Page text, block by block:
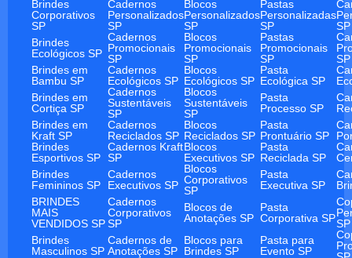
Brindes
Corporativos
SP
Cadernos
Personalizados
SP
Blocos
Personalizados
SP
Pastas
Personalizadas
SP
SP
Brindes
Ecológicos SP
Cadernos
Promocionais
SP
Blocos
Promocionais
SP
Pastas
Promocionais
SP
SP
Brindes em
Bambu SP
Cadernos
Ecológicos SP
Blocos
Ecológicos SP
Pasta
Ecológica SP
Brindes em
Cortiça SP
Cadernos
Sustentáveis
SP
Blocos
Sustentáveis
SP
Pasta
Processo SP
Brindes em
Kraft SP
Cadernos
Reciclados SP
Blocos
Reciclados SP
Pasta
Prontuário SP
Brindes
Esportivos SP
Cadernos Kraft
SP
Blocos
Executivos SP
Pasta
Reciclada SP
Brindes
Femininos SP
Cadernos
Executivos SP
Blocos
Corporativos
SP
Pasta
Executiva SP
BRINDES
MAIS
VENDIDOS SP
Cadernos
Corporativos
SP
Blocos de
Anotações SP
Pasta
Corporativa SPSP
Brindes
Masculinos SP
Cadernos de
Anotações SP
Blocos para
Brindes SP
Pasta para
Evento SP